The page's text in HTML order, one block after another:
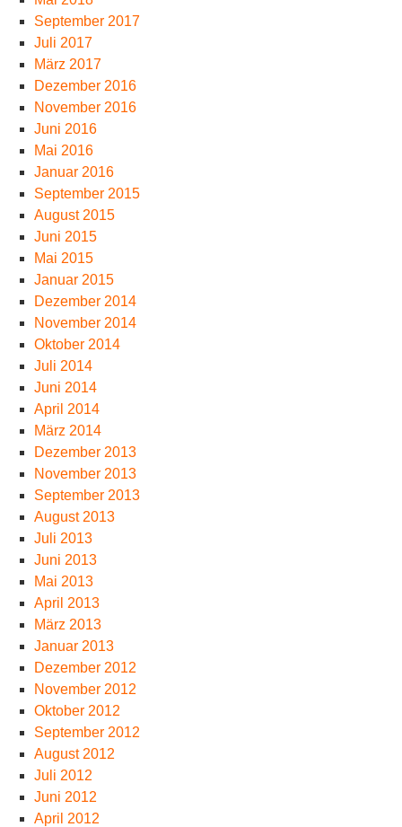
September 2017
Juli 2017
März 2017
Dezember 2016
November 2016
Juni 2016
Mai 2016
Januar 2016
September 2015
August 2015
Juni 2015
Mai 2015
Januar 2015
Dezember 2014
November 2014
Oktober 2014
Juli 2014
Juni 2014
April 2014
März 2014
Dezember 2013
November 2013
September 2013
August 2013
Juli 2013
Juni 2013
Mai 2013
April 2013
März 2013
Januar 2013
Dezember 2012
November 2012
Oktober 2012
September 2012
August 2012
Juli 2012
Juni 2012
April 2012